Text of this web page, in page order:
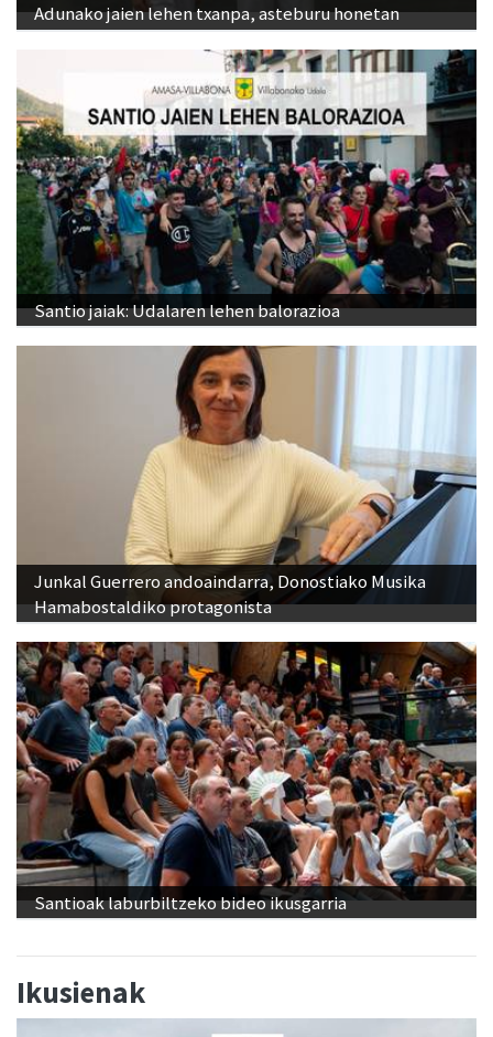
Adunako jaien lehen txanpa, asteburu honetan
Santio jaiak: Udalaren lehen balorazioa
Junkal Guerrero andoaindarra, Donostiako Musika
Hamabostaldiko protagonista
Santioak laburbiltzeko bideo ikusgarria
Ikusienak